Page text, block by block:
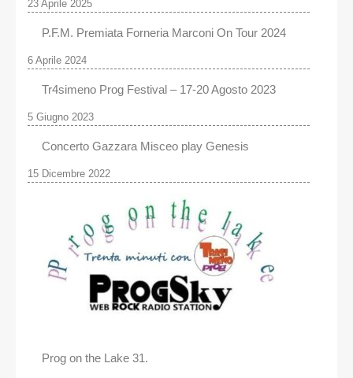
23 Aprile 2025
P.F.M. Premiata Forneria Marconi On Tour 2024
6 Aprile 2024
Tr4simeno Prog Festival – 17-20 Agosto 2023
5 Giugno 2023
Concerto Gazzara Misceo play Genesis
15 Dicembre 2022
Prog on the Lake 31.